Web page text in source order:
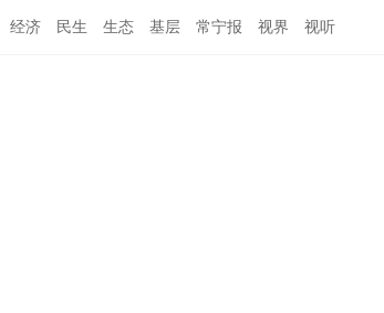
经济 民生 生态 基层 常宁报 视界 视听